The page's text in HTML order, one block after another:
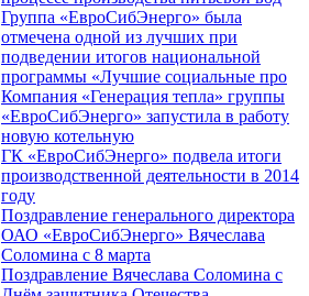
Группа «ЕвроСибЭнерго» была
отмечена одной из лучших при
подведении итогов национальной
программы «Лучшие социальные про
Компания «Генерация тепла» группы
«ЕвроСибЭнерго» запустила в работу
новую котельную
ГК «ЕвроСибЭнерго» подвела итоги
производственной деятельности в 2014
году
Поздравление генерального директора
ОАО «ЕвроСибЭнерго» Вячеслава
Соломина с 8 марта
Поздравление Вячеслава Соломина с